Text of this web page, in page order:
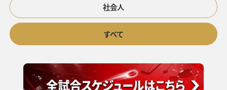
社会人
すべて